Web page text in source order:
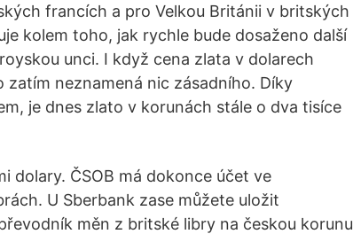
francích a pro Velkou Británii v britských
kolem toho, jak rychle bude dosaženo další
unci. I když cena zlata v dolarech
neznamená nic zásadního. Díky
je dnes zlato v korunách stále o dva tisíce
dolary. ČSOB má dokonce účet ve
U Sberbank zase můžete uložit
měn z britské libry na českou korunu